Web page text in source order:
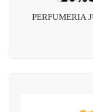
PERFUMERIA